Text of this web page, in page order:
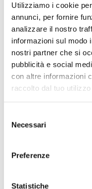
Utilizziamo i cookie
annunci, per fornire
analizzare il nostro
informazioni sul modo
nostri partner che si
pubblicità e social
con altre informazioni
raccolto dal tuo
delNecessari
Preferenze
Statistiche
Este produto